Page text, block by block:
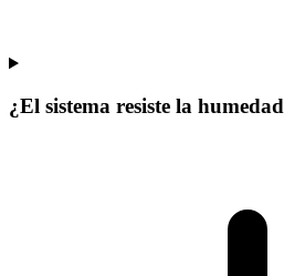
¿El sistema resiste la